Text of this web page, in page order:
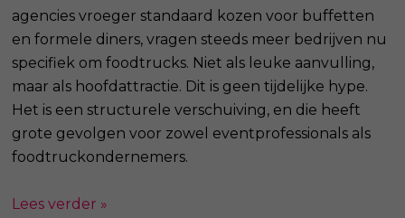
agencies vroeger standaard kozen voor buffetten
en formele diners, vragen steeds meer bedrijven nu
specifiek om foodtrucks. Niet als leuke aanvulling,
maar als hoofdattractie. Dit is geen tijdelijke hype.
Het is een structurele verschuiving, en die heeft
grote gevolgen voor zowel eventprofessionals als
foodtruckondernemers.
Lees verder »